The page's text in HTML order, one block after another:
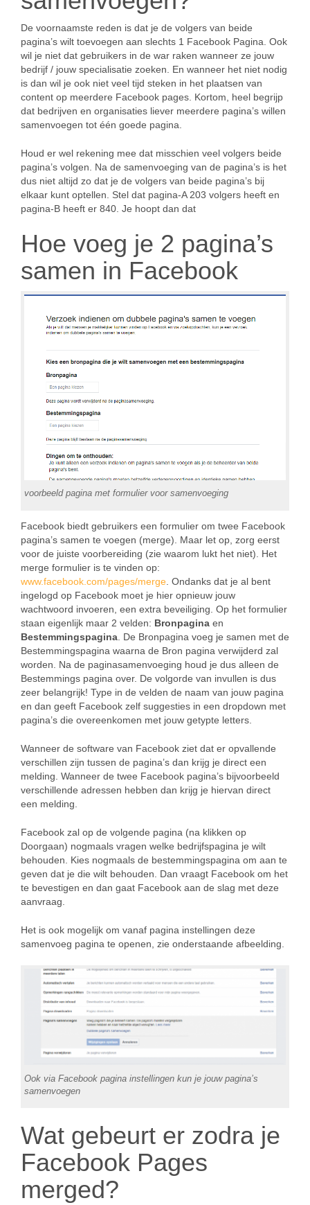
De voornaamste reden is dat je de volgers van beide
pagina’s wilt toevoegen aan slechts 1 Facebook Pagina. Ook
wil je niet dat gebruikers in de war raken wanneer ze jouw
bedrijf / jouw specialisatie zoeken. En wanneer het niet nodig
is dan wil je ook niet veel tijd steken in het plaatsen van
content op meerdere Facebook pages. Kortom, heel begrijp
dat bedrijven en organisaties liever meerdere pagina’s willen
samenvoegen tot één goede pagina.
Houd er wel rekening mee dat misschien veel volgers beide
pagina’s volgen. Na de samenvoeging van de pagina’s is het
dus niet altijd zo dat je de volgers van beide pagina’s bij
elkaar kunt optellen. Stel dat pagina-A 203 volgers heeft en
pagina-B heeft er 840. Je hoopt dan dat
Hoe voeg je 2 pagina’s
samen in Facebook
voorbeeld pagina met formulier voor samenvoeging
Facebook biedt gebruikers een formulier om twee Facebook
pagina’s samen te voegen (merge). Maar let op, zorg eerst
voor de juiste voorbereiding (zie waarom lukt het niet). Het
merge formulier is te vinden op:
www.facebook.com/pages/merge . Ondanks dat je al bent
ingelogd op Facebook moet je hier opnieuw jouw
wachtwoord invoeren, een extra beveiliging. Op het formulier
staan eigenlijk maar 2 velden: Bronpagina en
Bestemmingspagina . De Bronpagina voeg je samen met de
Bestemmingspagina waarna de Bron pagina verwijderd zal
worden. Na de paginasamenvoeging houd je dus alleen de
Bestemmings pagina over. De volgorde van invullen is dus
zeer belangrijk! Type in de velden de naam van jouw pagina
en dan geeft Facebook zelf suggesties in een dropdown met
pagina’s die overeenkomen met jouw getypte letters.
Wanneer de software van Facebook ziet dat er opvallende
verschillen zijn tussen de pagina’s dan krijg je direct een
melding. Wanneer de twee Facebook pagina’s bijvoorbeeld
verschillende adressen hebben dan krijg je hiervan direct
een melding.
Facebook zal op de volgende pagina (na klikken op
Doorgaan) nogmaals vragen welke bedrijfspagina je wilt
behouden. Kies nogmaals de bestemmingspagina om aan te
geven dat je die wilt behouden. Dan vraagt Facebook om het
te bevestigen en dan gaat Facebook aan de slag met deze
aanvraag.
Het is ook mogelijk om vanaf pagina instellingen deze
samenvoeg pagina te openen, zie onderstaande afbeelding.
Ook via Facebook pagina instellingen kun je jouw pagina’s
samenvoegen
Wat gebeurt er zodra je
Facebook Pages
merged?